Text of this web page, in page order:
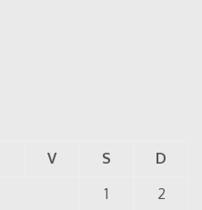
V S
D
1
2